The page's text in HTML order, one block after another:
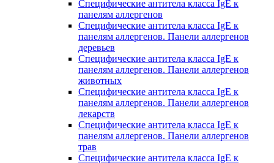
Специфические антитела класса IgE к
панелям аллергенов
Специфические антитела класса IgE к
панелям аллергенов. Панели аллергенов
деревьев
Специфические антитела класса IgE к
панелям аллергенов. Панели аллергенов
животных
Специфические антитела класса IgE к
панелям аллергенов. Панели аллергенов
лекарств
Специфические антитела класса IgE к
панелям аллергенов. Панели аллергенов
трав
Специфические антитела класса IgE к